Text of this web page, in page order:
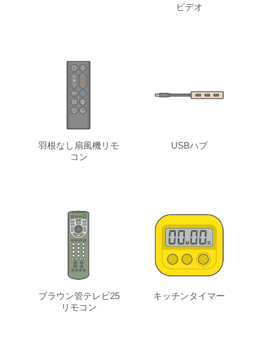
ビデオ
羽根なし扇風機リモ
コン
USBハブ
ブラウン管テレビ25
リモコン
キッチンタイマー